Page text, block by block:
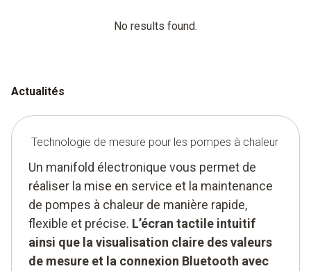
No results found.
Actualités
Technologie de mesure pour les pompes à chaleur
Un manifold électronique vous permet de
réaliser la mise en service et la maintenance
de pompes à chaleur de manière rapide,
flexible et précise. L’écran tactile intuitif
ainsi que la visualisation claire des valeurs
de mesure et la connexion Bluetooth avec